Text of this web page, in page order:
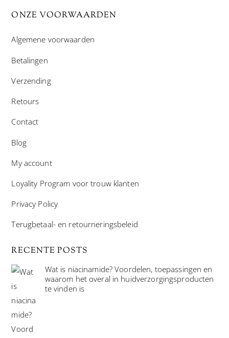
ONZE VOORWAARDEN
Algemene voorwaarden
Betalingen
Verzending
Retours
Contact
Blog
My account
Loyality Program voor trouw klanten
Privacy Policy
Terugbetaal- en retourneringsbeleid
RECENTE POSTS
Wat is niacinamide? Voordelen, toepassingen en
waarom het overal in huidverzorgingsproducten
te vinden is